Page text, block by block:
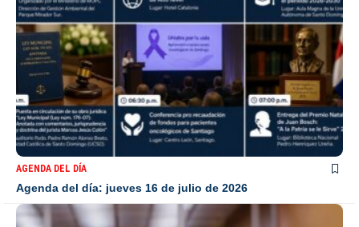
AGENDA DEL DÍA
Agenda del día: jueves 16 de julio de 2026